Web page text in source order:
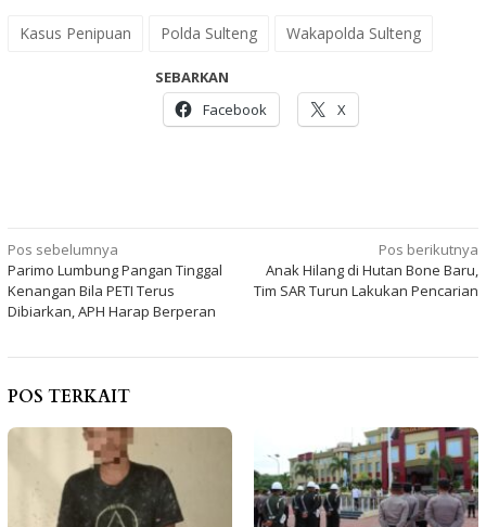
Kasus Penipuan Polda Sulteng Wakapolda Sulteng
SEBARKAN
Facebook
X
Navigasi
pos
Pos sebelumnya
Parimo Lumbung Pangan Tinggal
Kenangan Bila PETI Terus
Dibiarkan, APH Harap Berperan
Pos berikutnya
Anak Hilang di Hutan Bone Baru,
Tim SAR Turun Lakukan Pencarian
POS TERKAIT